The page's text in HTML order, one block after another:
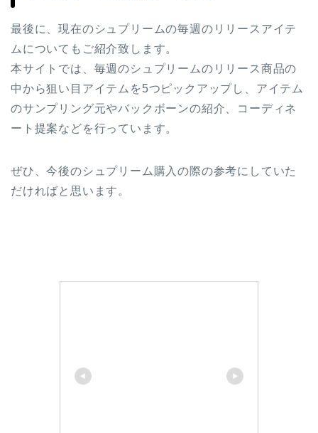
最後に、現在のシュプリームの毎週のリリースアイテ
ムについてもご紹介致します。
本サイトでは、毎週のシュプリームのリリース商品の
中から狙い目アイテムを5つピックアップし、アイテム
のサンプリング元やバックボーンの紹介、コーディネ
ート提案などを行っています。
ぜひ、今後のシュプリーム購入の際の参考にしていた
だければと思います。